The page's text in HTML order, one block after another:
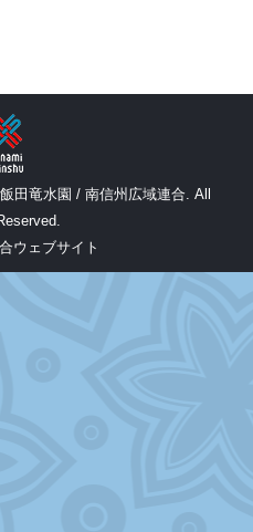
田竜水園 / 南信州広域連合. All
ウェブサイト